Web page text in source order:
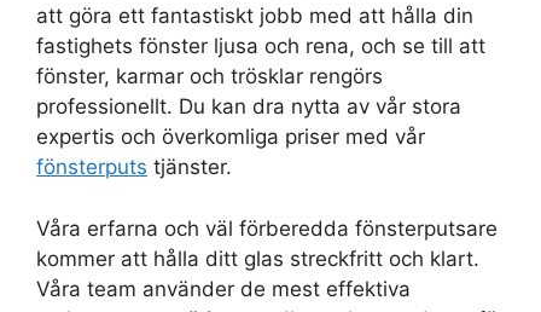
att göra ett fantastiskt jobb med att hålla din
fastighets fönster ljusa och rena, och se till att
fönster, karmar och trösklar rengörs
professionellt. Du kan dra nytta av vår stora
expertis och överkomliga priser med vår
fönsterputs tjänster.
Våra erfarna och väl förberedda fönsterputsare
kommer att hålla ditt glas streckfritt och klart.
Våra team använder de mest effektiva